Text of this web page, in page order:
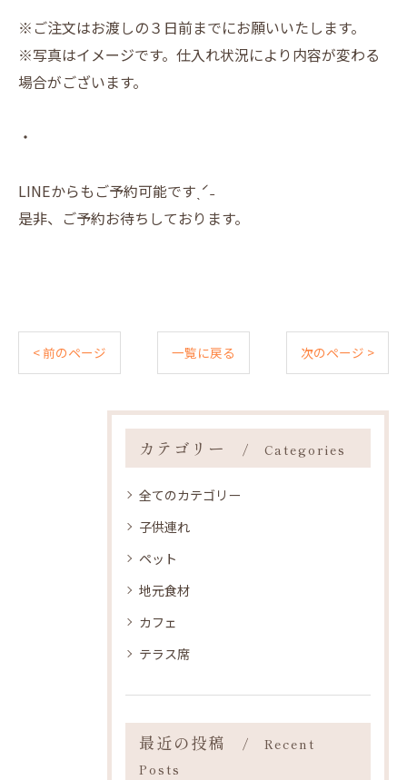
※ご注文はお渡しの３日前までにお願いいたします。
※写真はイメージです。仕入れ状況により内容が変わる
場合がございます。
・
LINEからもご予約可能ですˎˊ˗
是非、ご予約お待ちしております。
< 前のページ 一覧に戻る 次のページ >
カテゴリー Categories
全てのカテゴリー
子供連れ
ペット
地元食材
カフェ
テラス席
最近の投稿
Recent
Posts